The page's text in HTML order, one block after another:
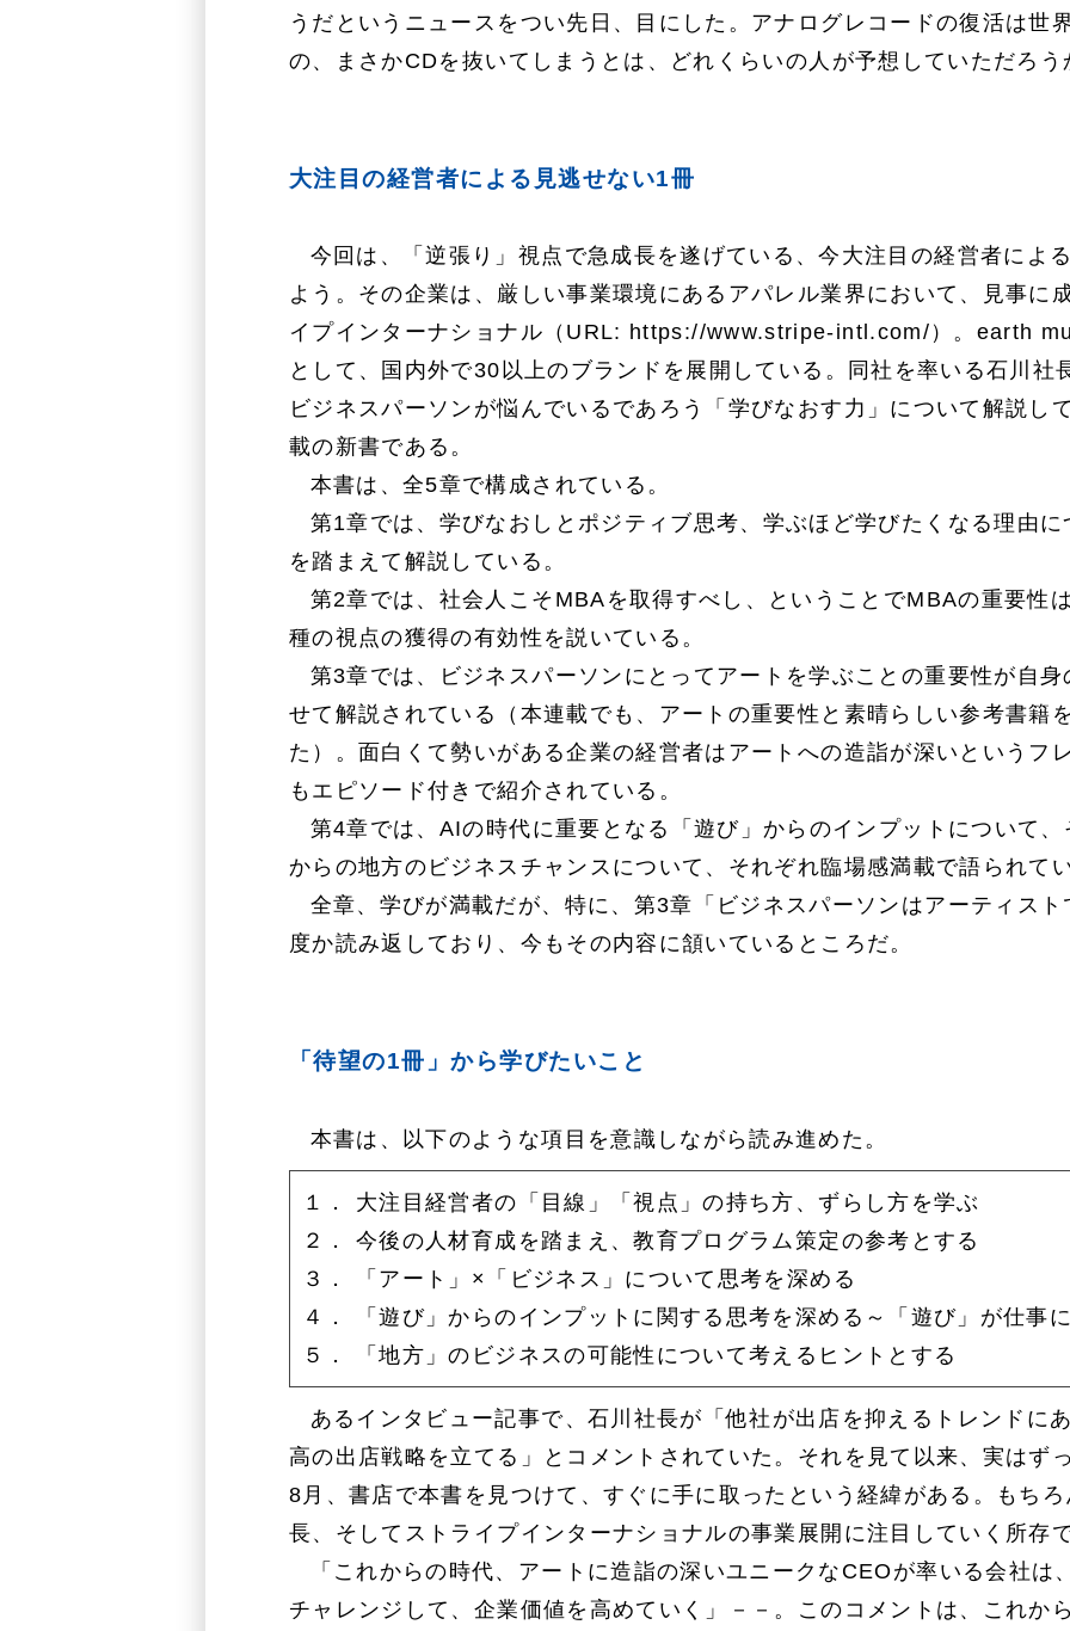
うだというニュースをつい先日、目にした。アナログレコードの復活は世
の、まさかCDを抜いてしまうとは、どれくらいの人が予想していただろう
大注目の経営者による見逃せない1冊
今回は、「逆張り」視点で急成長を遂げている、今大注目の経営者によ
よう。その企業は、厳しい事業環境にあるアパレル業界において、見事に
イプインターナショナル（URL: https://www.stripe-intl.com/ ）。earth
として、国内外で30以上のブランドを展開している。同社を率いる石川社
ビジネスパーソンが悩んでいるであろう「学びなおす力」について解説し
載の新書である。
本書は、全5章で構成されている。
第1章では、学びなおしとポジティブ思考、学ぶほど学びたくなる理由
を踏まえて解説している。
第2章では、社会人こそMBAを取得すべし、ということでMBAの重要性
種の視点の獲得の有効性を説いている。
第3章では、ビジネスパーソンにとってアートを学ぶことの重要性が自
せて解説されている（本連載でも、アートの重要性と素晴らしい参考書籍
た）。面白くて勢いがある企業の経営者はアートへの造詣が深いというフ
もエピソード付きで紹介されている。
第4章では、AIの時代に重要となる「遊び」からのインプットについて
からの地方のビジネスチャンスについて、それぞれ臨場感満載で語られて
全章、学びが満載だが、特に、第3章「ビジネスパーソンはアーティス
度か読み返しており、今もその内容に頷いているところだ。
「待望の1冊」から学びたいこと
本書は、以下のような項目を意識しながら読み進めた。
１． 大注目経営者の「目線」「視点」の持ち方、ずらし方を学ぶ
２． 今後の人材育成を踏まえ、教育プログラム策定の参考とする
３． 「アート」×「ビジネス」について思考を深める
４． 「遊び」からのインプットに関する思考を深める～「遊び」が仕事
５． 「地方」のビジネスの可能性について考えるヒントとする
あるインタビュー記事で、石川社長が「他社が出店を抑えるトレンドに
高の出店戦略を立てる」とコメントされていた。それを見て以来、実はず
8月、書店で本書を見つけて、すぐに手に取ったという経緯がある。もち
長、そしてストライプインターナショナルの事業展開に注目していく所存
「これからの時代、アートに造詣の深いユニークなCEOが率いる会社は
チャレンジして、企業価値を高めていく」－－。このコメントは、これか